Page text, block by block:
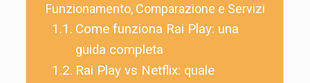
Funzionamento, Comparazione e Servizi
Come funziona Rai Play: una
guida completa
Rai Play vs Netflix: quale